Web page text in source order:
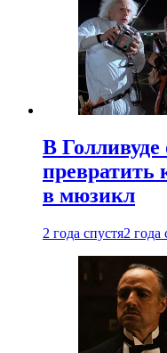
В Голливуде
превратить
в мюзикл
2 года спустя2 года